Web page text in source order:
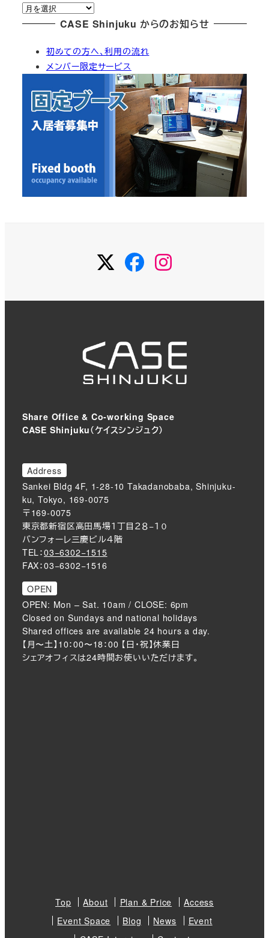
リ
ー
ア
ー
CASE Shinjuku からのお知らせ
初めての方へ、利用の流れ
メンバー限定サービス
TwitterFacebook
Share Office & Co-working Space
CASE Shinjuku（ケイスシンジュク）
Address
Sankei Bldg 4F, 1-28-10 Takadanobaba, Shinjuku-
ku, Tokyo, 169-0075
〒169-0075
東京都新宿区高田馬場１丁目２８−１０
バンフォーレ三慶ビル４階
TEL：03−6302−1515
FAX：03−6302−1516
OPEN
OPEN: Mon – Sat. 10am / CLOSE: 6pm
Closed on Sundays and national holidays
Shared offices are available 24 hours a day.
【月〜土】10：00〜18：00 【日・祝】休業日
シェアオフィスは24時間お使いいただけます。
Top About Plan & Price
Access
Event Space
Blog News
Event